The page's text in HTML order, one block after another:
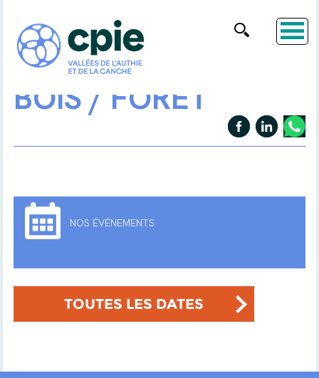
BOIS / FORÊT
NOS ÉVÉNEMENTS
TOUTES LES DATES